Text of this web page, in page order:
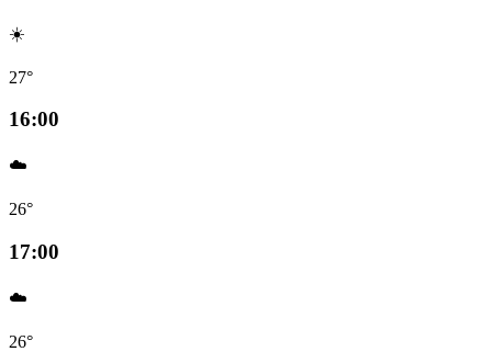
☀️
27°
16:00
☁️
26°
17:00
☁️
26°